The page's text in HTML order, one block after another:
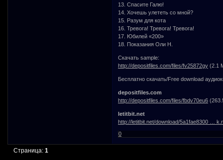
13. Спасите Галю!
14. Хочешь улететь со мной?
15. Разум для кота
16. Тревога! Тревога! Тревога!
17. Юбилей «200»
18. Показания Оли Н.
Скачать sample:
http://depositfiles.com/files/fv25872gy (2.1
Бесплатно скачать/Free download
depositfiles.com
http://depositfiles.com/files/fbdv70eu6
letitbit.net
http://letitbit.net/download/5a1fae8300 …
0
Страница:1